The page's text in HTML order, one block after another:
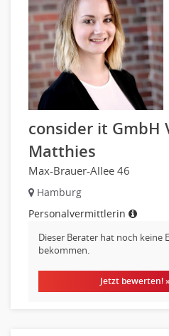
consider it GmbH
Matthies
Max-Brauer-Allee 46
Hamburg
Personalvermittlerin
Dieser Berater hat noch keine
bekommen.
Jetzt bewerten! »